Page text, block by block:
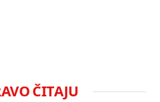
ČITAJU